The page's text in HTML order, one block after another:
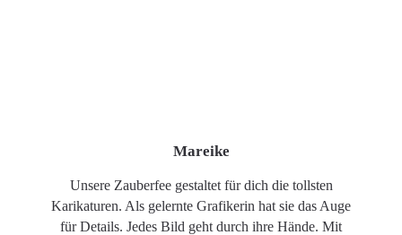
Mareike
Unsere Zauberfee gestaltet für dich die tollsten
Karikaturen. Als gelernte Grafikerin hat sie das Auge
für Details. Jedes Bild geht durch ihre Hände. Mit